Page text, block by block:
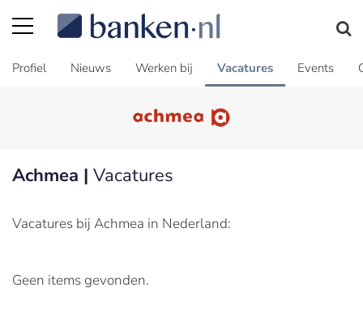
Profiel Nieuws Werken bij Vacatures Events
Achmea | Vacatures
Vacatures bij Achmea in Nederland:
Geen items gevonden.